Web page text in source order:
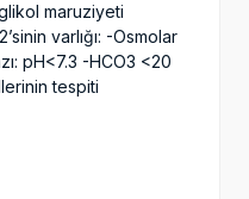
maruziyeti
varlığı: -Osmolar
pH<7.3 -HCO3 <20
tespiti